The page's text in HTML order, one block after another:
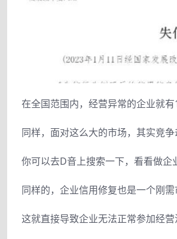
在全国范围内，经营异常的企业就
同样，面对这么大的市场，其实竞
你可以去D音上搜索一下，看看做企
同样的，企业信用修复也是一个刚
这就直接导致企业无法正常参加经营